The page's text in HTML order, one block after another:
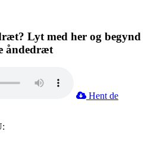
Lyt med her og begynd
åndedræt
Hent de